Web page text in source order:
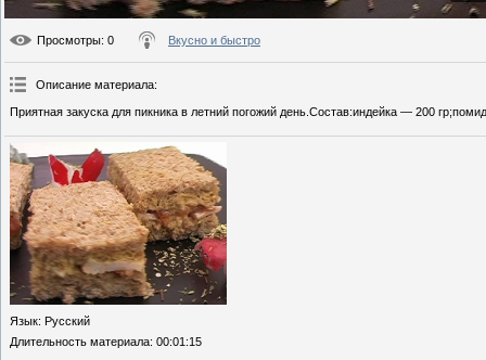
Просмотры: 0 Вкусно и быстро
Описание материала:
Приятная закуска для пикника в летний погожий день.Состав:индейка — 200
Язык: Русский
Длительность материала: 00:01:15